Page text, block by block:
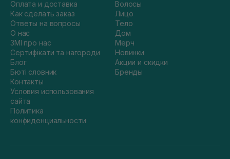
Оплата и доставка
Как сделать заказ
Ответы на вопросы
О нас
ЗМІ про нас
Сертифікати та нагороди
Блог
Бюті словник
Контакты
Условия использования
сайта
Политика
конфиденциальности
Волосы
Лицо
Тело
Дом
Мерч
Новинки
Акции и скидки
Бренды